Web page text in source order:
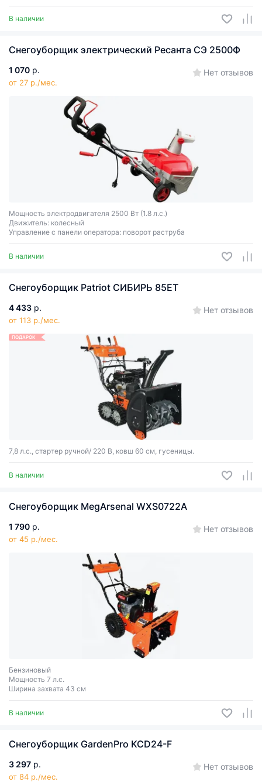
В наличии
Снегоуборщик электрический Ресанта СЭ 2500Ф
1 070 р.
от 27 р./мес.
Нет отзывов
Мощность электродвигателя 2500 Вт (1.8 л.с.)
Движитель: колесный
Управление с панели оператора: поворот раструба
В наличии
Снегоуборщик Patriot СИБИРЬ 85ЕТ
4 433 р.
от 113 р./мес.
Нет отзывов
ПОДАРОК
7,8 л.с., стартер ручной/ 220 В, ковш 60 см, гусеницы.
В наличии
Снегоуборщик MegArsenal WXS0722A
1 790 р.
от 45 р./мес.
Нет отзывов
Бензиновый
Мощность 7 л.с.
Ширина захвата 43 см
В наличии
Снегоуборщик GаrdenPro KCD24-F
3 297 р.
от 84 р./мес.
Нет отзывов